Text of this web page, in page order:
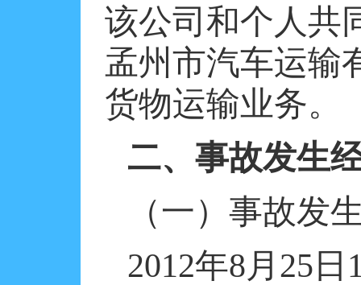
该公司和个人共
孟州市汽车运输
货物运输业务。
二、事故发生
（一）事故发
2012年8月 25 日